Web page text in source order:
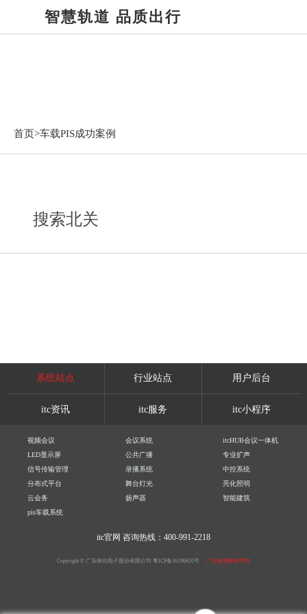
智慧轨道 品质出行
首页>车载PIS成功案例
搜索北关
系统站点 行业站点 用户后台
itc资讯 itc服务 itc小程序
视频会议 会议系统
itcHUB会议一体机
LED显示屏
公共广播
专业扩声
信号传输管理
录播系统
中控系统
分布式平台
舞台灯光
亮化照明
云会务
扬声器
智能建筑
pis车载系统
itc官网 咨询热线：400-991-2218
Copyright © 广东保伦电子股份有限公司 粤ICP备16106620号 产品参数解释声明